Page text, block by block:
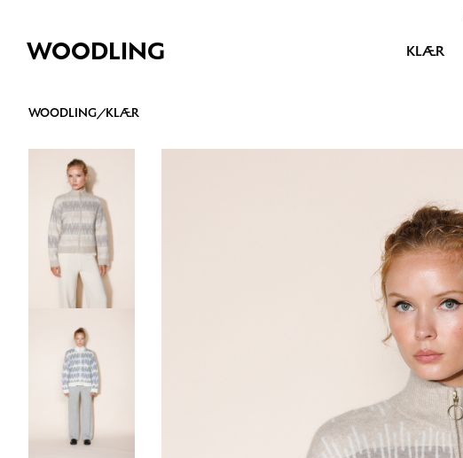
WOODLING KLÆR
WOODLING/KLÆR